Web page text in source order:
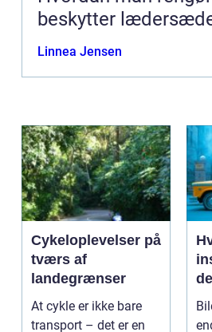
beskytter
Linnea Jensen
Cykeloplevelser på
tværs af
landegrænser
At cykle er ikke bare
transport – det er en